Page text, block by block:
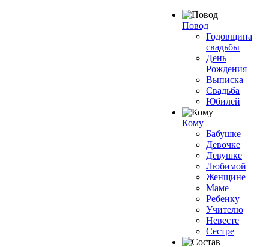
Повод
Годовщина
свадьбы
День
Рождения
Выписка
Свадьба
Юбилей
Кому
Бабушке
Девочке
Девушке
Любимой
Женщине
Маме
Ребенку
Учителю
Невесте
Сестре